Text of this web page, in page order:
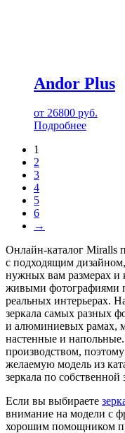
Andor Plus
от 26800 руб.
Подробнее
1
2
3
4
5
6
→
Онлайн-каталог Miralls
с подходящим дизайном,
нужных вам размерах и
живыми фотографиями
реальных интерьерах.
зеркала самых разных
и алюминиевых рамах,
настенные и
производством,
желаемую модель из
зеркала по собственной
Если вы выбираете
внимание на модели с
хорошим помощником